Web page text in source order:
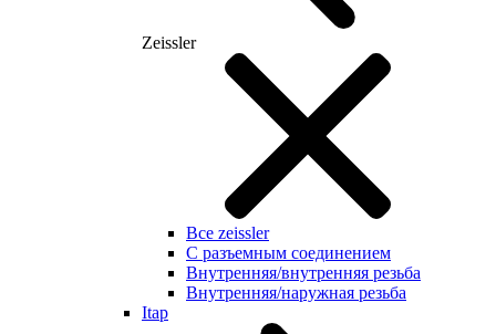
Zeissler
Все zeissler
С разъемным соединением
Внутренняя/внутренняя резьба
Внутренняя/наружная резьба
Itap